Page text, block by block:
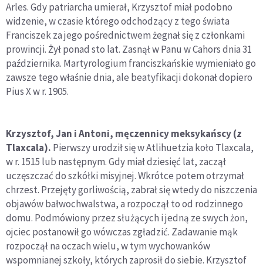
Arles. Gdy patriarcha umierał, Krzysztof miał podobno
widzenie, w czasie którego odchodzący z tego świata
Franciszek za jego pośrednictwem żegnał się z członkami
prowincji. Żył ponad sto lat. Zasnął w Panu w Cahors dnia 31
października. Martyrologium franciszkańskie wymieniało go
zawsze tego właśnie dnia, ale beatyfikacji dokonał dopiero
Pius X w r. 1905.
Krzysztof, Jan i Antoni, męczennicy meksykańscy (z
Tlaxcala). Pierwszy urodził się w Atlihuetzia koło Tlaxcala,
w r. 1515 lub następnym. Gdy miał dziesięć lat, zaczął
uczęszczać do szkółki misyjnej. Wkrótce potem otrzymał
chrzest. Przejęty gorliwością, zabrał się wtedy do niszczenia
objawów bałwochwalstwa, a rozpoczął to od rodzinnego
domu. Podmówiony przez służących i jedną ze swych żon,
ojciec postanowił go wówczas zgładzić. Zadawanie mąk
rozpoczął na oczach wielu, w tym wychowanków
wspomnianej szkoły, których zaprosił do siebie. Krzysztof